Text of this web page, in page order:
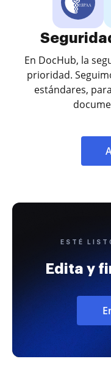
En DocHub, la
prioridad.
estándares,
ESTÉ
Edita y